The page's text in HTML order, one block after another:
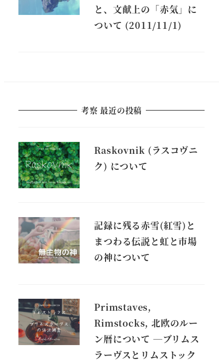
と、文献上の「赤気」に
ついて (2011/11/1)
考察 最近の投稿
Raskovnik (ラスコヴニ
ク) について
記録に残る赤雪(紅雪)と
まつわる伝説と虹と市場
の神について
Primstaves,
Rimstocks, 北欧のルー
ン暦について ―ブリムス
ラーヴスとリムストック